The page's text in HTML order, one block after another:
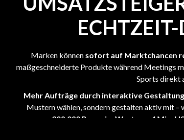
Marken können sofort auf Marktchancen
maßgeschneiderte Produkte während Meetings
Sports direkt
Mehr Aufträge durch interaktive Gestaltung
Mustern wählen, sondern gestalten aktiv mit –
200.000 Paare im Wert von 4 Mio.